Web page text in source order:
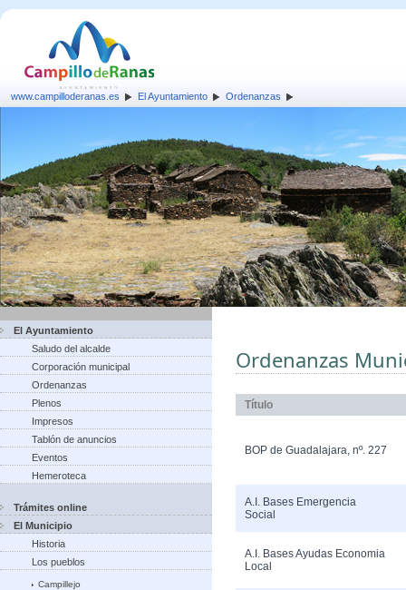
www.campilloderanas.es El Ayuntamiento Ordenanzas
El Ayuntamiento
Saludo del alcalde
Corporación municipal
Ordenanzas
Plenos
Impresos
Tablón de anuncios
Eventos
Hemeroteca
Trámites online
El Municipio
Historia
Los pueblos
Campillejo
Ordenanzas
Título
BOP de Guadalajara, nº. 227
A.I. Bases Emergencia
Social
A.I. Bases Ayudas Economia
Local